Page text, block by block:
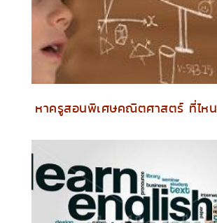
หาครูสอนพิเศษคณิตศาสตร์ ที่ไห